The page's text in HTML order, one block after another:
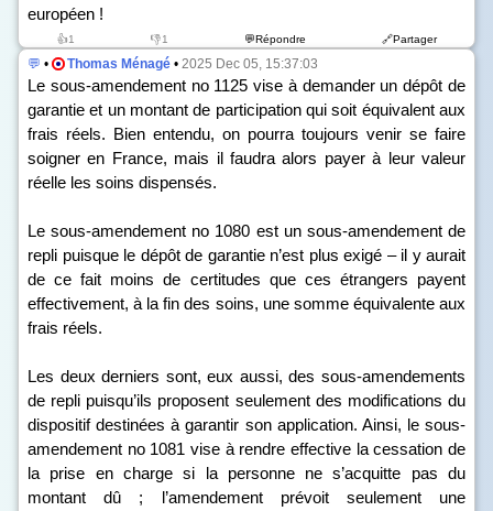
européen !
👍1 👎1 💬Répondre 🔗Partager
💬 • Thomas Ménagé • 2025 Dec 05, 15:37:03
Le sous-amendement no1125 vise à demander un dépôt de
garantie et un montant de participation qui soit équivalent aux
frais réels. Bien entendu, on pourra toujours venir se faire
soigner en France, mais il faudra alors payer à leur valeur
réelle les soins dispensés.
Le sous-amendement no 1080 est un sous-amendement de
repli puisque le dépôt de garantie n’est plus exigé – il y aurait
de ce fait moins de certitudes que ces étrangers payent
effectivement, à la fin des soins, une somme équivalente aux
frais réels.
Les deux derniers sont, eux aussi, des sous-amendements
de repli puisqu’ils proposent seulement des modifications du
dispositif destinées à garantir son application. Ainsi, le sous-
amendement no1081 vise à rendre effective la cessation de
la prise en charge si la personne ne s’acquitte pas du
montant dû ; l’amendement prévoit seulement une